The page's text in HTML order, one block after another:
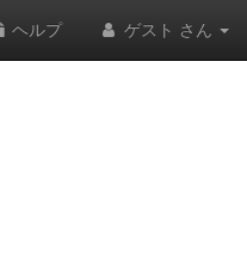
ヘルプ ゲスト さん